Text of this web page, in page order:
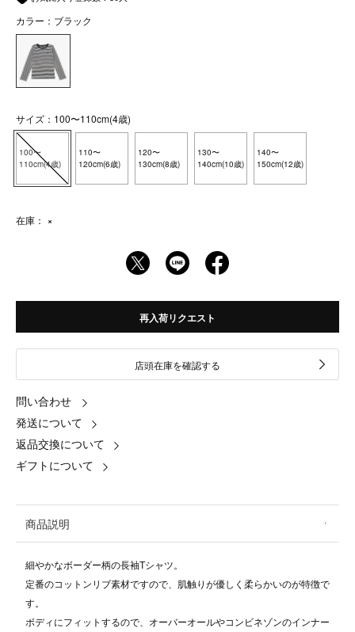
カラー：ブラック
サイズ：100〜110cm(4歳)
100〜
110cm(4歳)
110〜
120cm(6歳)
120〜
130cm(8歳)
130〜
140cm(10歳)
140〜
150cm(12歳)
在庫： ×
再入荷リクエスト
店頭在庫を確認する
問い合わせ
発送について
返品交換について
ギフトについて
商品説明
細やかなボーダー柄の長袖Tシャツ。
定番のコットンリブ素材ですので、肌触りが優しく柔らかいのが特徴で
す。
ボディにフィットするので、オーバーオールやコンビネゾンのインナー